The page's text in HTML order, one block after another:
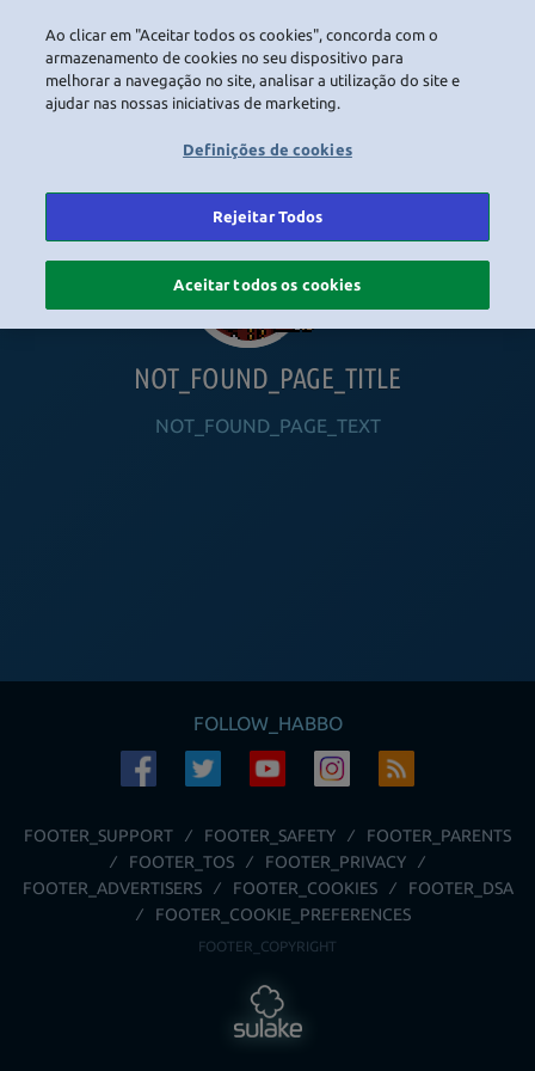
NOT_FOUND_PAGE_TITLE
NOT_FOUND_PAGE_TEXT
FOLLOW_HABBO
FOOTER_SUPPORT FOOTER_SAFETY
FOOTER_PARENTS
FOOTER_TOS
FOOTER_PRIVACY
FOOTER_ADVERTISERS
FOOTER_COOKIES
FOOTER_DSA
FOOTER_COOKIE_PREFERENCES
FOOTER_COPYRIGHT
Ao clicar em "Aceitar todos os cookies", concorda com o
armazenamento de cookies no seu dispositivo para
melhorar a navegação no site, analisar a utilização do site e
ajudar nas nossas iniciativas de marketing.
Definições de cookies
Rejeitar Todos
Aceitar todos os cookies